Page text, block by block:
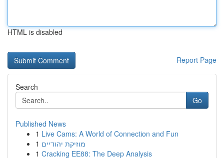
HTML is disabled
Report Page
Search
Go
Published News
1 Live Cams: A World of Connection and Fun
1 מוזיקת יהודיים
1 Cracking EE88: The Deep Analysis